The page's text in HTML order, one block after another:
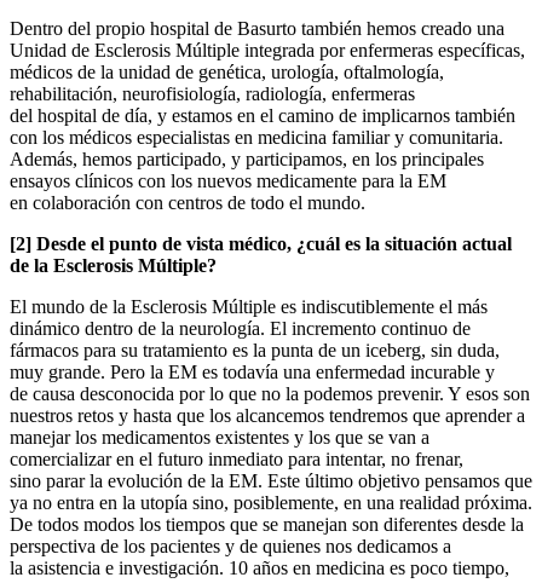
Dentro del propio hospital de Basurto también hemos creado una
Unidad de Esclerosis Múltiple integrada por enfermeras específicas,
médicos de la unidad de genética, urología, oftalmología,
rehabilitación, neurofisiología, radiología, enfermeras
del hospital de día, y estamos en el camino de implicarnos también
con los médicos especialistas en medicina familiar y comunitaria.
Además, hemos participado, y participamos, en los principales
ensayos clínicos con los nuevos medicamente para la EM
en colaboración con centros de todo el mundo.
[2] Desde el punto de vista médico, ¿cuál es la situación actual
de la Esclerosis Múltiple?
El mundo de la Esclerosis Múltiple es indiscutiblemente el más
dinámico dentro de la neurología. El incremento continuo de
fármacos para su tratamiento es la punta de un iceberg, sin duda,
muy grande. Pero la EM es todavía una enfermedad incurable y
de causa desconocida por lo que no la podemos prevenir. Y esos son
nuestros retos y hasta que los alcancemos tendremos que aprender a
manejar los medicamentos existentes y los que se van a
comercializar en el futuro inmediato para intentar, no frenar,
sino parar la evolución de la EM. Este último objetivo pensamos que
ya no entra en la utopía sino, posiblemente, en una realidad próxima.
De todos modos los tiempos que se manejan son diferentes desde la
perspectiva de los pacientes y de quienes nos dedicamos a
la asistencia e investigación. 10 años en medicina es poco tiempo,